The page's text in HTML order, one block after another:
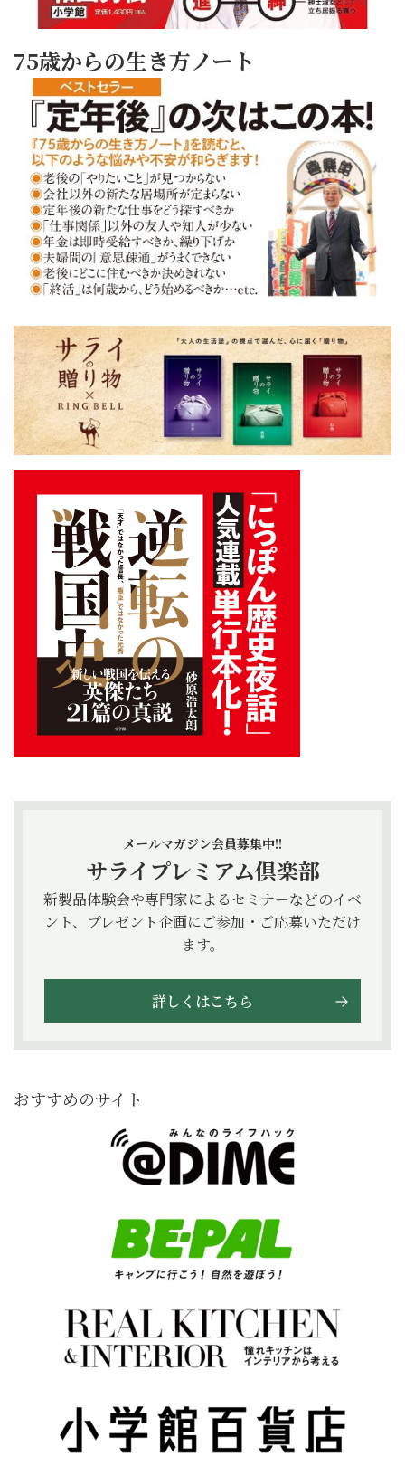
75歳からの生き方ノート
メールマガジン会員募集中!!
サライプレミアム倶楽部
新製品体験会や専門家によるセミナーなどのイベ
ント、プレゼント企画にご参加・ご応募いただけ
ます。
詳しくはこちら
おすすめのサイト